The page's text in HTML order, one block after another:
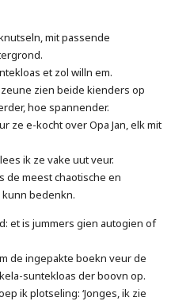
mit passende
et zol willn em.
zien beide kienders op
hoe spannender.
ze e-kocht over Opa Jan, elk mit
ik ze vake uut veur.
de meest chaotische en
kunn bedenkn.
et is jummers gien autogien of
de ingepakte boekn veur de
suntekloas der boovn op.
ik plotseling: ‘Jonges, ik zie